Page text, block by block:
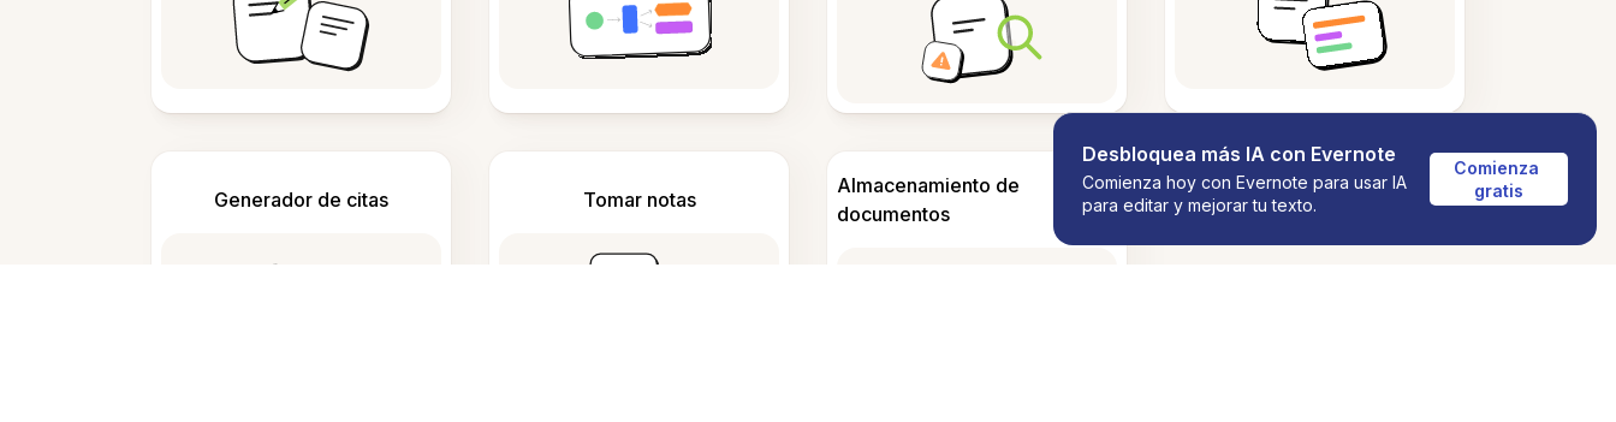
Generador de citas Tomar notas
Almacenamiento de
documentos
Desbloquea más IA con Evernote
Comienza hoy con Evernote para usar IA
para editar y mejorar tu texto.
Comienza
gratis